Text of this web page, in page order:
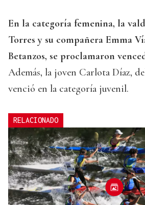
En la categoría femenina, la
Torres y su compañera Emma
Betanzos, se proclamaron
Además, la joven Carlota Díaz,
venció en la categoría juvenil.
RELACIONADO